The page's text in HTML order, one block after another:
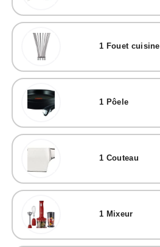
1 Fouet cuisine
1 Pôele
1 Couteau
1 Mixeur